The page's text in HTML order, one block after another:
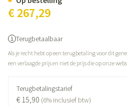
€ 267,29
Terugbetaalbaar
Als je recht hebt op een terugbetaling voor dit
een verlaagde prijs en niet de prijs die op onze
Terugbetalingstarief
€ 15,90 (6% inclusief btw)